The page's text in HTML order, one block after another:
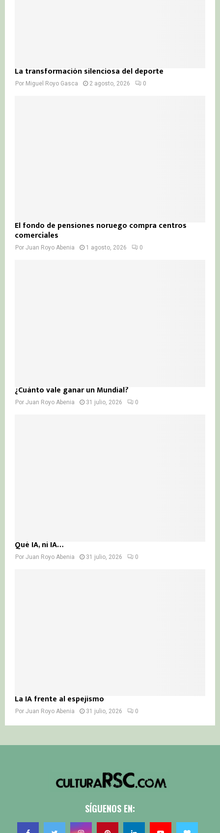
La transformación silenciosa del deporte
Por Miguel Royo Gasca 2 agosto, 2026 0
El fondo de pensiones noruego compra centros
comerciales
Por Juan Royo Abenia 1 agosto, 2026 0
¿Cuánto vale ganar un Mundial?
Por Juan Royo Abenia 31 julio, 2026 0
Qué IA, ni IA…
Por Juan Royo Abenia 31 julio, 2026 0
La IA frente al espejismo
Por Juan Royo Abenia 31 julio, 2026 0
SÍGUENOS EN: